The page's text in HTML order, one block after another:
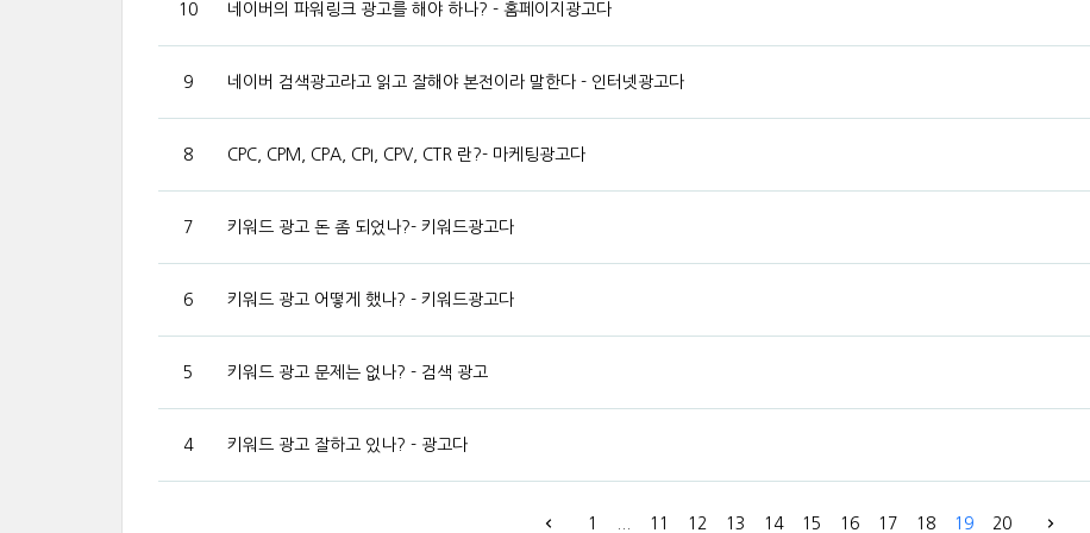
10 네이버의 파워링크 광고를 해야 하나? - 홈페이지광고다
9 네이버 검색광고라고 읽고 잘해야 본전이라 말한다 - 인터넷광고다
8 CPC, CPM, CPA, CPI, CPV, CTR 란?- 마케팅광고다
7 키워드 광고 돈 좀 되었나?- 키워드광고다
6 키워드 광고 어떻게 했나? - 키워드광고다
5 키워드 광고 문제는 없나? - 검색 광고
4 키워드 광고 잘하고 있나? - 광고다
1 11 12 13 14 15 16 17 18 19 20